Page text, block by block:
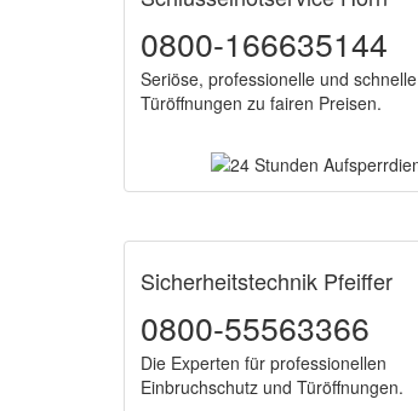
0800-166635144
Seriöse, professionelle und schnelle
Türöffnungen zu fairen Preisen.
Sicherheitstechnik Pfeiffer
0800-55563366
Die Experten für professionellen
Einbruchschutz und Türöffnungen.